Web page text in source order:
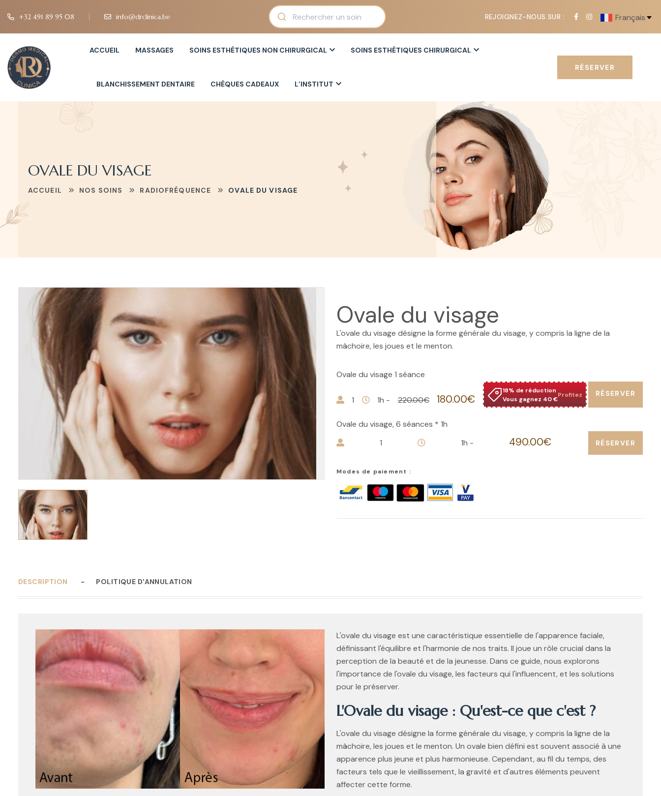
+32 491 89 95 08 info@drclinica.be REJOIGNEZ-NOUS SUR : Français
ACCUEIL MASSAGES SOINS ESTHÉTIQUES NON CHIRURGICAL SOINS ESTHÉTIQUES CHIRURGICAL
BLANCHISSEMENT DENTAIRE CHÈQUES CADEAUX L’INSTITUT
RÉSERVER
OVALE DU VISAGE
ACCUEIL NOS SOINS RADIOFRÉQUENCE OVALE DU VISAGE
Ovale du visage
L'ovale du visage désigne la forme générale du visage, y compris la ligne de la
mâchoire, les joues et le menton.
Ovale du visage 1 séance
1 1h - 220.00€ 180.00€
18% de réduction
Vous gagnez 40 €
Profitez RÉSERVER
Ovale du visage, 6 séances * 1h
1
1h - 490.00€ RÉSERVER
Modes de paiement :
DESCRIPTION POLITIQUE D'ANNULATION
L'ovale du visage est une caractéristique essentielle de l'apparence faciale,
définissant l'équilibre et l'harmonie de nos traits. Il joue un rôle crucial dans la
perception de la beauté et de la jeunesse. Dans ce guide, nous explorons
l'importance de l'ovale du visage, les facteurs qui l'influencent, et les solutions
pour le préserver.
L'Ovale du visage : Qu'est-ce que c'est ?
L'ovale du visage désigne la forme générale du visage, y compris la ligne de la
mâchoire, les joues et le menton. Un ovale bien défini est souvent associé à une
apparence plus jeune et plus harmonieuse. Cependant, au fil du temps, des
facteurs tels que le vieillissement, la gravité et d'autres éléments peuvent
affecter cette forme.